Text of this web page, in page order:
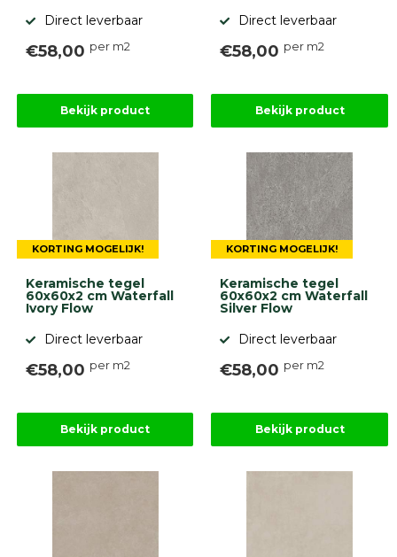
Direct leverbaar
€58,00 per m2
Bekijk product
Direct leverbaar
€58,00 per m2
Bekijk product
KORTING MOGELIJK!
Keramische tegel
60x60x2 cm Waterfall
Ivory Flow
Direct leverbaar
€58,00 per m2
Bekijk product
KORTING MOGELIJK!
Keramische tegel
60x60x2 cm Waterfall
Silver Flow
Direct leverbaar
€58,00 per m2
Bekijk product